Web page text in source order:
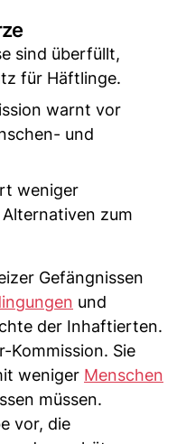
sind überfüllt,
für Häftlinge.
warnt vor
und
weniger
zum
Gefängnissen
und
der Inhaftierten.
Kommission. Sie
weniger Menschen
müssen.
vor, die